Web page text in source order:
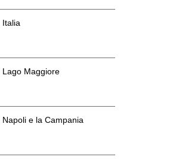
Italia
Lago Maggiore
Napoli e la Campania